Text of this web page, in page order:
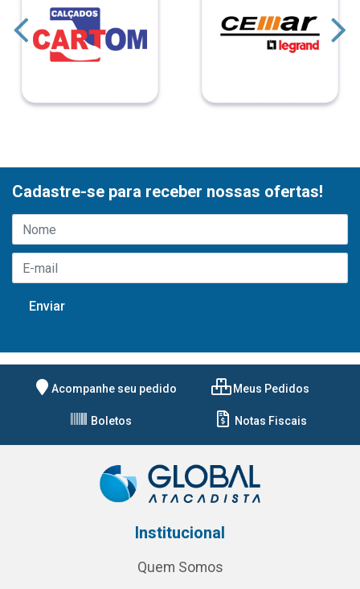
Cadastre-se para receber nossas ofertas!
Acompanhe seu pedido Meus Pedidos
Boletos Notas Fiscais
Institucional
Quem Somos